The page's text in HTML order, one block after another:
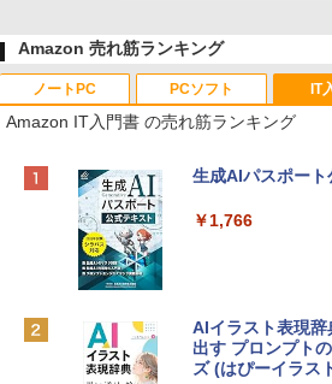
Amazon 売れ筋ランキング
ノートPC
Apple 2026
e Intelligence、
￥162,598
PCソフト
Robloxギフトカ
インゲームコード
Robloxギフトカ
定バーチャルアイ
IT
Amazon IT入門書 の売れ筋ランキング
生成AIパスポー
￥1,766
AIイラスト表現
出す プロンプト
ズ (はぴーイラス